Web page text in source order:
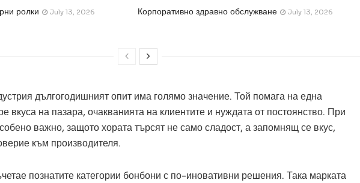
ролки July 13, 2026 Корпоративно здравно обслужване July 13, 2026
дългогодишният опит има голямо значение. Той помага на една
вкуса на пазара, очакванията на клиентите и нуждата от постоянство. При
важно, защото хората търсят не само сладост, а запомнящ се вкус,
към производителя.
познатите категории бонбони с по-иновативни решения. Така марката